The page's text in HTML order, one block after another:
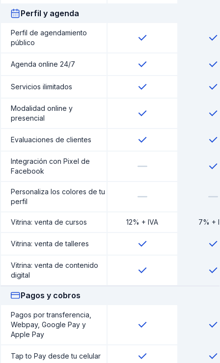
Perfil y agenda
Perfil de agendamiento
público
Agenda online 24/7
Servicios ilimitados
Modalidad online y
presencial
Evaluaciones de clientes
Integración con Pixel de
Facebook
Personaliza los colores de tu
perfil
Vitrina: venta de cursos 12% + IVA 7% +
Vitrina: venta de talleres
Vitrina: venta de contenido
digital
Pagos y cobros
Pagos por transferencia,
Webpay, Google Pay y
Apple Pay
Tap to Pay desde tu celular